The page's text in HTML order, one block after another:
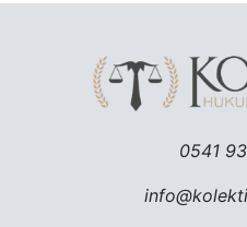
0541